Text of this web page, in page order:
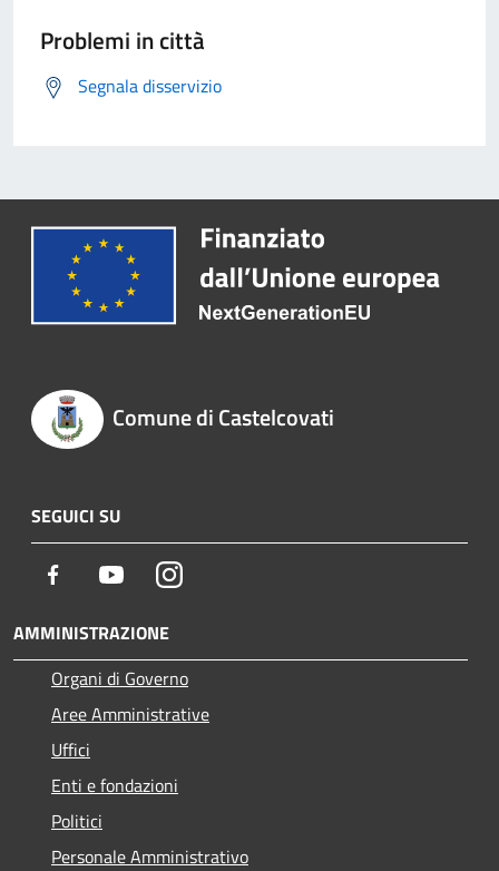
Problemi in città
Segnala disservizio
Comune di Castelcovati
SEGUICI SU
Facebook YoutubeInstagram
AMMINISTRAZIONE
Organi di Governo
Aree Amministrative
Uffici
Enti e fondazioni
Politici
Personale Amministrativo